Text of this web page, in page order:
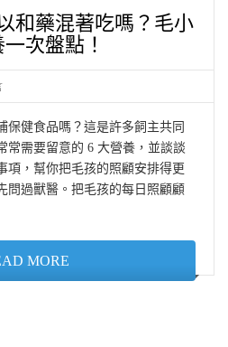
和藥混著吃嗎？毛小
次盤點！
保健食品嗎？這是許多飼主共同
常需要留意的 6 大營養，並談談
項，幫你把毛孩的照顧安排得更
問過獸醫。把毛孩的每日照顧顧
MORE